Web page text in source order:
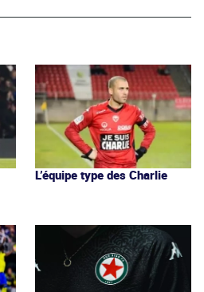
L’équipe type des Charlie